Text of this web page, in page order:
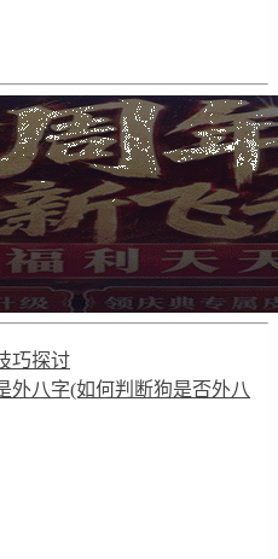
巧探讨
外八字(如何判断狗是否外八